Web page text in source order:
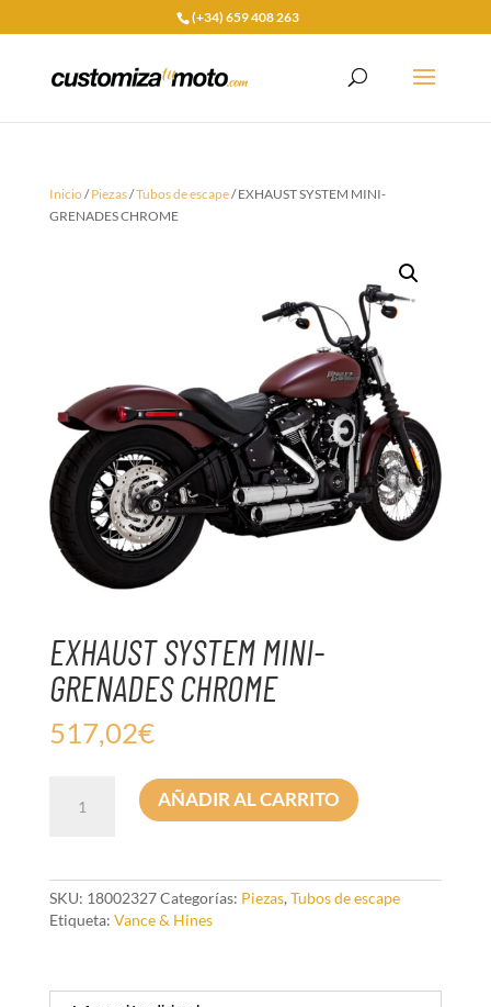
(+34) 659 408 263
Inicio/Piezas/Tubos de escape/ EXHAUST SYSTEM MINI-
GRENADES CHROME
EXHAUST SYSTEM MINI-
GRENADES CHROME
517,02€
SYSTEM
cantidad
AÑADIR AL CARRITO
SKU: 18002327Categorías: Piezas, Tubos de escape
Etiqueta: Vance & Hines